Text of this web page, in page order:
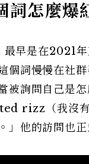
詞怎麼爆
最早是在2021
個詞慢慢在社
被詢問自己是
rizz（我沒有
」他的訪問也